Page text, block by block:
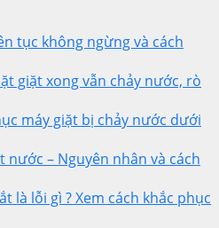
tục không ngừng và cách
giặt xong vẫn chảy nước, rò
máy giặt bị chảy nước dưới
nước – Nguyên nhân và cách
là lỗi gì ? Xem cách khắc phục